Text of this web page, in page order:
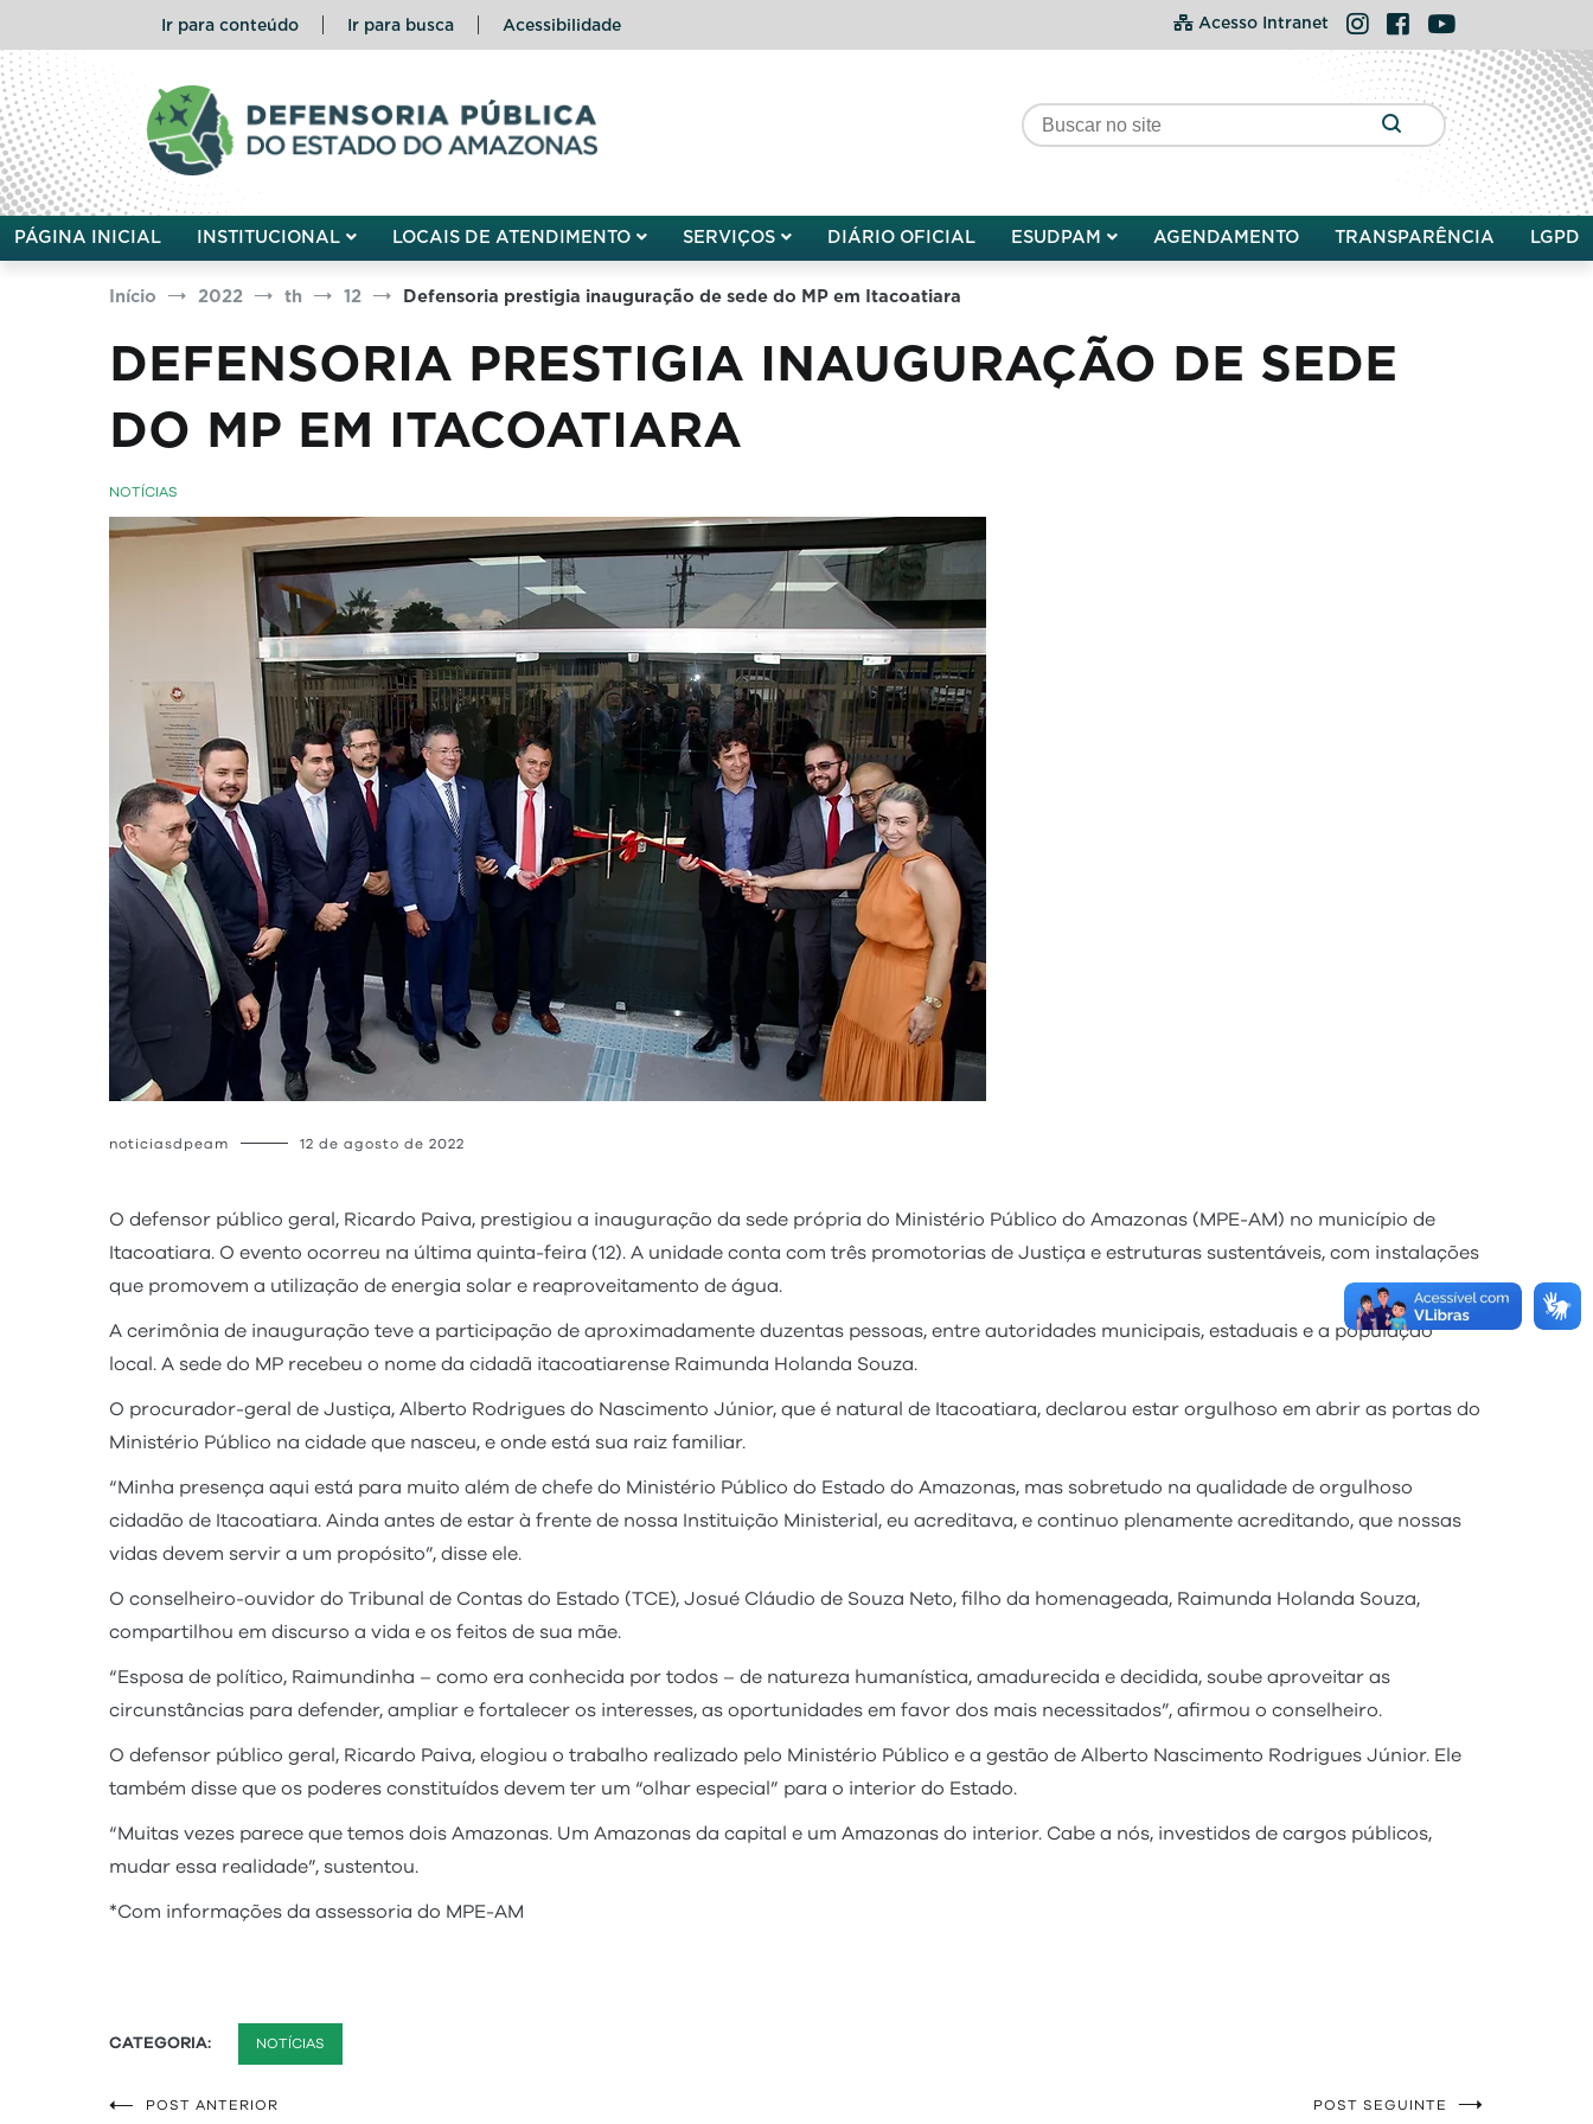
o
conteúdo
Ir para conteúdo Ir para busca Acessibilidade Acesso Intranet Instagram
FacebookYouTube
Defensoria Pública do Estado do Amazonas
PÁGINA INICIAL INSTITUCIONAL LOCAIS DE ATENDIMENTO SERVIÇOS DIÁRIO OFICIAL ESUDPAM AGENDAMENTO TRANSPARÊNCIA LGPD
Início 2022 th 12 Defensoria prestigia inauguração de sede do MP em Itacoatiara
DEFENSORIA PRESTIGIA INAUGURAÇÃO DE SEDE
DO MP EM ITACOATIARA
NOTÍCIAS
noticiasdpeam 12 de agosto de 2022
O defensor público geral, Ricardo Paiva, prestigiou a inauguração da sede própria do Ministério Público do Amazonas (MPE-AM) no município de
Itacoatiara. O evento ocorreu na última quinta-feira (12). A unidade conta com três promotorias de Justiça e estruturas sustentáveis, com instalações
que promovem a utilização de energia solar e reaproveitamento de água.
A cerimônia de inauguração teve a participação de aproximadamente duzentas pessoas, entre autoridades municipais, estaduais e a população
local. A sede do MP recebeu o nome da cidadã itacoatiarense Raimunda Holanda Souza.
O procurador-geral de Justiça, Alberto Rodrigues do Nascimento Júnior, que é natural de Itacoatiara, declarou estar orgulhoso em abrir as portas do
Ministério Público na cidade que nasceu, e onde está sua raiz familiar.
“Minha presença aqui está para muito além de chefe do Ministério Público do Estado do Amazonas, mas sobretudo na qualidade de orgulhoso
cidadão de Itacoatiara. Ainda antes de estar à frente de nossa Instituição Ministerial, eu acreditava, e continuo plenamente acreditando, que nossas
vidas devem servir a um propósito”, disse ele.
O conselheiro-ouvidor do Tribunal de Contas do Estado (TCE), Josué Cláudio de Souza Neto, filho da homenageada, Raimunda Holanda Souza,
compartilhou em discurso a vida e os feitos de sua mãe.
“Esposa de político, Raimundinha – como era conhecida por todos – de natureza humanística, amadurecida e decidida, soube aproveitar as
circunstâncias para defender, ampliar e fortalecer os interesses, as oportunidades em favor dos mais necessitados”, afirmou o conselheiro.
O defensor público geral, Ricardo Paiva, elogiou o trabalho realizado pelo Ministério Público e a gestão de Alberto Nascimento Rodrigues Júnior. Ele
também disse que os poderes constituídos devem ter um “olhar especial” para o interior do Estado.
“Muitas vezes parece que temos dois Amazonas. Um Amazonas da capital e um Amazonas do interior. Cabe a nós, investidos de cargos públicos,
mudar essa realidade”, sustentou.
*Com informações da assessoria do MPE-AM
CATEGORIA: NOTÍCIAS
POST ANTERIOR POST SEGUINTE